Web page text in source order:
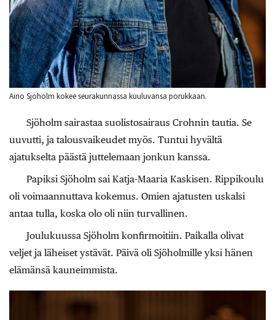
Aino Sjöholm kokee seurakunnassa kuuluvansa porukkaan.
Sjöholm sairastaa suolistosairaus Crohnin tautia. Se
uuvutti, ja talousvaikeudet myös. Tuntui hyvältä
ajatukselta päästä juttelemaan jonkun kanssa.
Papiksi Sjöholm sai Katja-Maaria Kaskisen. Rippikoulu
oli voimaannuttava kokemus. Omien ajatusten uskalsi
antaa tulla, koska olo oli niin turvallinen.
Joulukuussa Sjöholm konfirmoitiin. Paikalla olivat
veljet ja läheiset ystävät. Päivä oli Sjöholmille yksi hänen
elämänsä kauneimmista.